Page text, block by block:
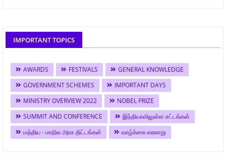
IMPORTANT TOPICS
AWARDS FESTIVALS
GENERAL KNOWLEDGE
GOVERNMENT SCHEMES
IMPORTANT DAYS
MINISTRY OVERVIEW 2022
NOBEL PRIZE
SUMMIT AND CONFERENCE
இந்தியாவிலுள்ள சட்டங்கள்
மத்திய - மாநில அரசு திட்டங்கள்
வாழ்க்கை வரலாறு